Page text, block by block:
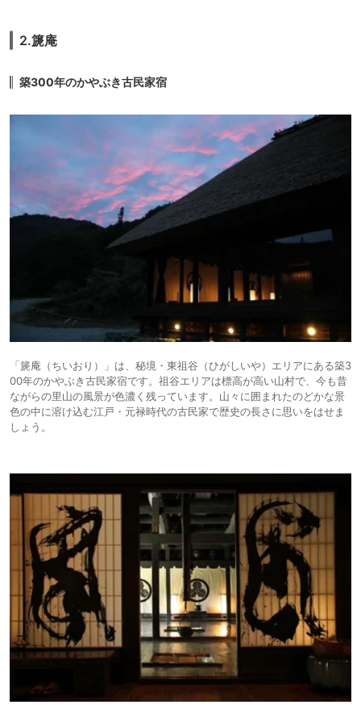
2.篪庵
築300年のかやぶき古民家宿
「篪庵（ちいおり）」は、秘境・東祖谷（ひがしいや）エリアにある築3
00年のかやぶき古民家宿です。祖谷エリアは標高が高い山村で、今も昔
ながらの里山の風景が色濃く残っています。山々に囲まれたのどかな景
色の中に溶け込む江戸・元禄時代の古民家で歴史の長さに思いをはせま
しょう。